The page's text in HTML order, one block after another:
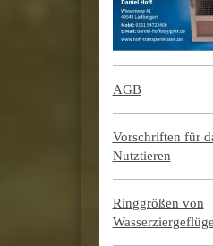
AGB
Vorschriften für
Nutztieren
Ringgrößen von